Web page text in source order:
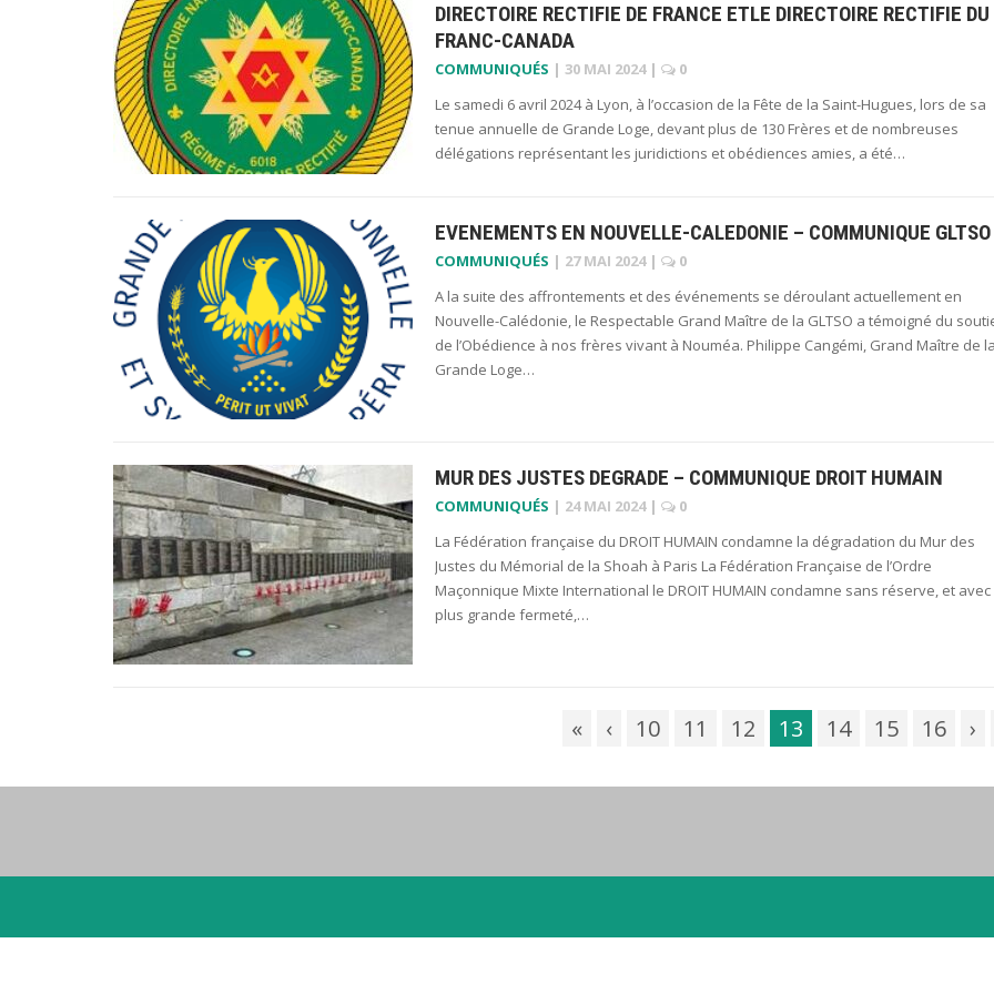
DIRECTOIRE RECTIFIE DE FRANCE ETLE DIRECTOIRE RECTIFIE DU
FRANC-CANADA
COMMUNIQUÉS | 30 MAI 2024 |
0
Le samedi 6 avril 2024 à Lyon, à l’occasion de la Fête de la Saint-Hugues, lors de sa
tenue annuelle de Grande Loge, devant plus de 130 Frères et de nombreuses
délégations représentant les juridictions et obédiences amies, a été…
EVENEMENTS EN NOUVELLE-CALEDONIE – COMMUNIQUE GLTSO
COMMUNIQUÉS | 27 MAI 2024 |
0
A la suite des affrontements et des événements se déroulant actuellement en
Nouvelle-Calédonie, le Respectable Grand Maître de la GLTSO a témoigné du
de l’Obédience à nos frères vivant à Nouméa. Philippe Cangémi, Grand Maître de
Grande Loge…
MUR DES JUSTES DEGRADE – COMMUNIQUE DROIT HUMAIN
COMMUNIQUÉS | 24 MAI 2024 |
0
La Fédération française du DROIT HUMAIN condamne la dégradation du Mur des
Justes du Mémorial de la Shoah à Paris La Fédération Française de l’Ordre
Maçonnique Mixte International le DROIT HUMAIN condamne sans réserve, et avec
plus grande fermeté,…
« ‹ 10 11 12 13 14 15 16 ›